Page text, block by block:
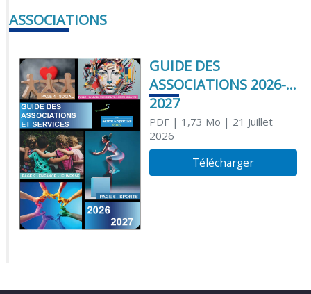
ASSOCIATIONS
GUIDE DES
ASSOCIATIONS 2026-
2027
PDF| 1,73 Mo | 21 Juillet
2026
Télécharger